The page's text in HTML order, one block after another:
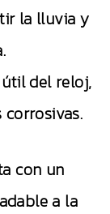
la lluvia y
del reloj,
con un
a la